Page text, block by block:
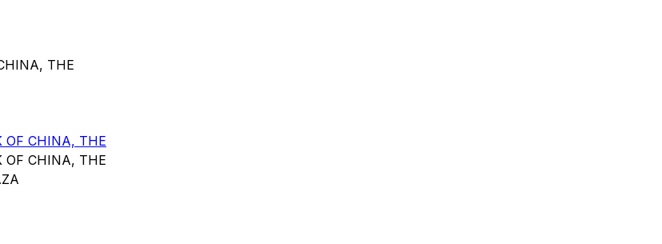
THE
OF CHINA, THE
OF CHINA, THE